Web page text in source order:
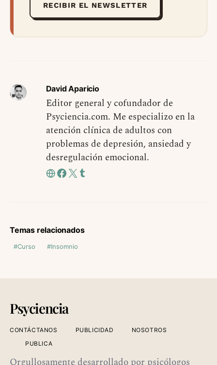
RECIBIR EL NEWSLETTER
David Aparicio
Editor general y cofundador de
Psyciencia.com. Me especializo en la
atención clínica de adultos con
problemas de depresión, ansiedad y
desregulación emocional.
Temas relacionados
Curso Insomnio
Psyciencia
CONTÁCTANOS PUBLICIDAD
NOSOTROS
PUBLICA